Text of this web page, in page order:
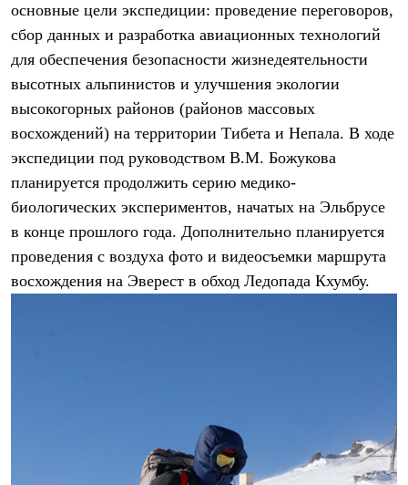
Софтшелл одежда
Куртки
Брюки
Рубашки
Футболки
Брюки
Термобелье
Теплое термобелье
Среднее термобелье
Легкое термобелье
Флисовая одежда
Брюки
Детская одежда
Утепленная пухом
основные цели экспедиции: проведение переговоров,
сбор данных и разработка авиационных технологий
для обеспечения безопасности жизнедеятельности
высотных альпинистов и улучшения экологии
высокогорных районов (районов массовых
восхождений) на территории Тибета и Непала. В ходе
экспедиции под руководством В.М. Божукова
планируется продолжить серию медико-
биологических экспериментов, начатых на Эльбрусе
в конце прошлого года. Дополнительно планируется
проведения с воздуха фото и видеосъемки маршрута
восхождения на Эверест в обход Ледопада Кхумбу.